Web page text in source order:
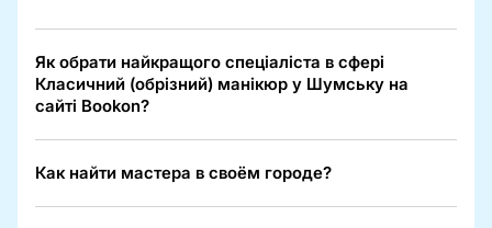
Як обрати найкращого спеціаліста в сфері
Класичний (обрізний) манікюр у Шумську на
сайті Bookon?
Как найти мастера в своём городе?